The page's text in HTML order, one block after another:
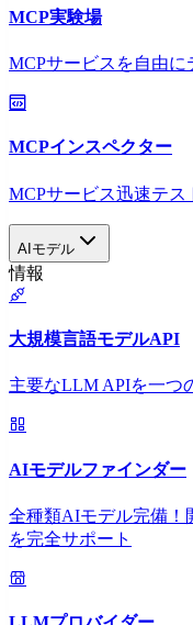
MCP実験場
MCPサービスを自由
MCPインスペクター
MCPサービス迅速テス
AIモデル
情報
大規模言語モデルAPI
主要なLLM APIを一つ
AIモデルファインダー
全種類AIモデル完備！
を完全サポート